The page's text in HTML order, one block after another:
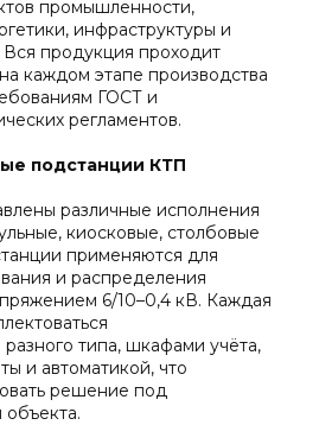
промышленности,
инфраструктуры и
продукция проходит
каждом этапе производства
ГОСТ и
регламентов.
подстанции КТП
различные исполнения
киосковые, столбовые
применяются для
и распределения
6/10–0,4 кВ. Каждая
типа, шкафами учёта,
и автоматикой, что
решение под
объекта.